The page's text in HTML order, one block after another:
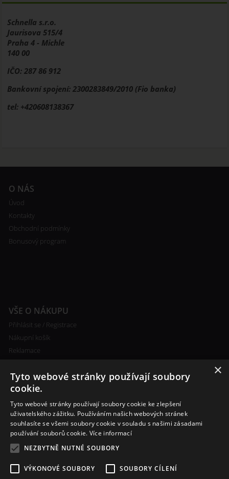
Schnella s.r.o.
Jaurisova 515/4
Praha 4 - Michle
140 00
IČO: 287 86 912
Bankovní spojení: 2300283849/2010 (Fio banka)
tel: +420608138367
O NÁS
Úvod
Kontakty
Obchodní podmínky
Bonusový program
VŠE O NÁKUPU
Přihlásit se / Registrace
Nákupní košík
Reklamace
Certifikáty
RYCHLÝ KONTAKT
+420 608 138 367
×
Tyto webové stránky používají soubory
cookie.
Tyto webové stránky používají soubory cookie ke zlepšení
uživatelského zážitku. Používáním našich webových stránek
souhlasíte se všemi soubory cookie v souladu s našimi zásadami
používání souborů cookie. Více informací
NEZBYTNĚ NUTNÉ SOUBORY
VÝKONOVÉ SOUBORY SOUBORY CÍLENÍ